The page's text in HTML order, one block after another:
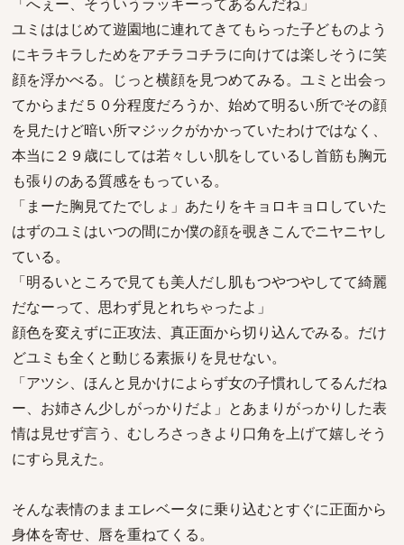
ユミははじめて遊園地に連れてきてもらった子どものよう
にキラキラしためをアチラコチラに向けては楽しそうに笑
顔を浮かべる。じっと横顔を見つめてみる。ユミと出会っ
てからまだ５０分程度だろうか、始めて明るい所でその顔
を見たけど暗い所マジックがかかっていたわけではなく、
本当に２９歳にしては若々しい肌をしているし首筋も胸元
も張りのある質感をもっている。
「まーた胸見てたでしょ」あたりをキョロキョロしていた
はずのユミはいつの間にか僕の顔を覗きこんでニヤニヤし
ている。
「明るいところで見ても美人だし肌もつやつやしてて綺麗
だなーって、思わず見とれちゃったよ」
顔色を変えずに正攻法、真正面から切り込んでみる。だけ
どユミも全くと動じる素振りを見せない。
「アツシ、ほんと見かけによらず女の子慣れしてるんだね
ー、お姉さん少しがっかりだよ」とあまりがっかりした表
情は見せず言う、むしろさっきより口角を上げて嬉しそう
にすら見えた。
そんな表情のままエレベータに乗り込むとすぐに正面から
身体を寄せ、唇を重ねてくる。